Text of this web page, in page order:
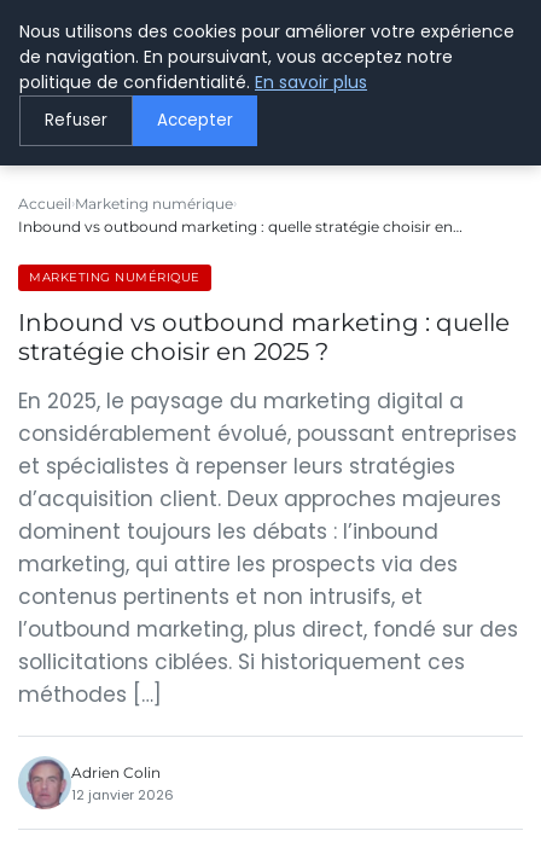
LE WEBMARKETING
Accueil Marketing numérique
Inbound vs outbound marketing : quelle stratégie choisir en…
MARKETING NUMÉRIQUE
Inbound vs outbound marketing : quelle
stratégie choisir en 2025 ?
En 2025, le paysage du marketing digital a
considérablement évolué, poussant entreprises
et spécialistes à repenser leurs stratégies
d’acquisition client. Deux approches majeures
dominent toujours les débats : l’inbound
marketing, qui attire les prospects via des
contenus pertinents et non intrusifs, et
l’outbound marketing, plus direct, fondé sur des
sollicitations ciblées. Si historiquement ces
méthodes […]
Adrien Colin
12 janvier 2026
Nous utilisons des cookies pour améliorer votre expérience
de navigation. En poursuivant, vous acceptez notre
politique de confidentialité. En savoir plus
Refuser Accepter